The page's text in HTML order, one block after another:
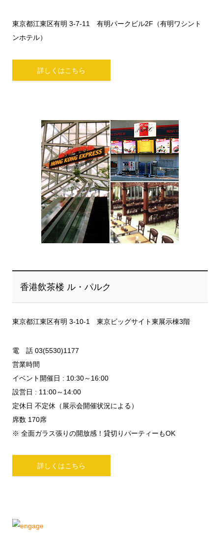
東京都江東区有明 3-7-11 有明パークビル2F（有明ワシント
ンホテル）
詳しくはこちら
香港飲茶楼 ル・パルク
東京都江東区有明 3-10-1 東京ビッグサイト東展示棟3階
電 話 03(5530)1177
営業時間
イベント開催日 : 10:30～16:00
設営日 : 11:00～14:00
定休日 不定休（展示会開催状況による）
席数 170席
※ 全面ガラス張りの開放感！貸切りパーティーもOK
詳しくはこちら